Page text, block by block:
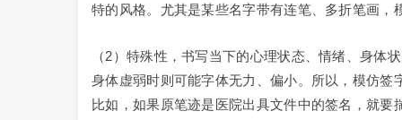
特的风格。尤其是某些名字带有连笔、多折笔画，
（2）特殊性，书写当下的心理状态、情绪、身体
身体虚弱时则可能字体无力、偏小。所以，模仿
比如，如果原笔迹是医院出具文件中的签名，就